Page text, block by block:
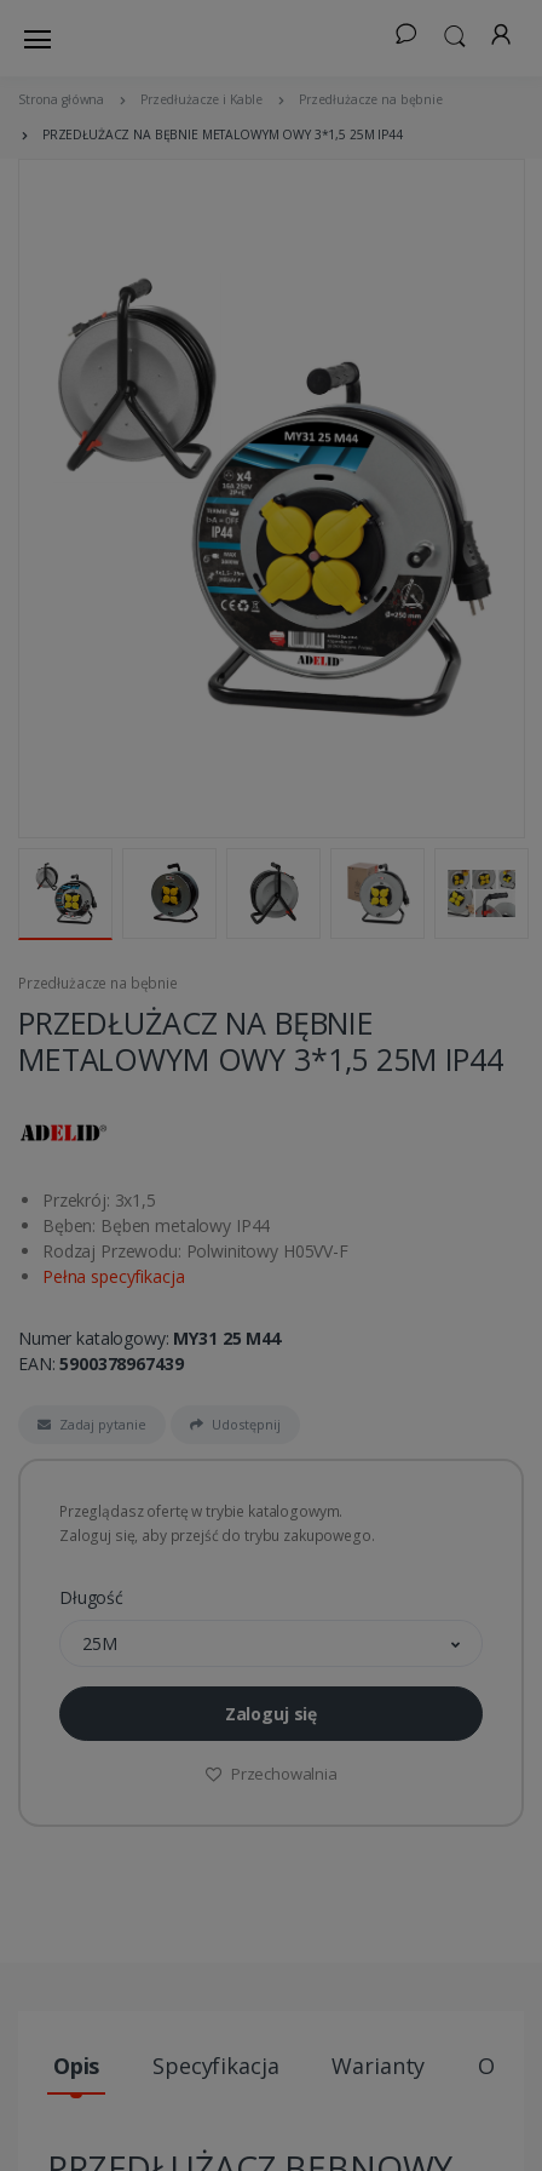
Strona główna Przedłużacze i Kable Przedłużacze na bębnie
PRZEDŁUŻACZ NA BĘBNIE METALOWYM OWY 3*1,5 25M IP44
Przedłużacze na bębnie
PRZEDŁUŻACZ NA BĘBNIE
METALOWYM OWY 3*1,5 25M IP44
Przekrój: 3x1,5
Bęben: Bęben metalowy IP44
Rodzaj Przewodu: Polwinitowy H05VV-F
Pełna specyfikacja
Numer katalogowy: MY31 25 M44
EAN:5900378967439
Zadaj pytanie Udostępnij
Przeglądasz ofertę w trybie katalogowym.
Zaloguj się, aby przejść do trybu zakupowego.
Długość
25M
Zaloguj się
Przechowalnia
Opis Specyfikacja Warianty